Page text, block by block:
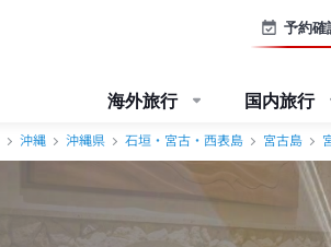
予約確
海外旅行 国内旅行
沖縄 沖縄県 石垣・宮古・西表島 宮古島